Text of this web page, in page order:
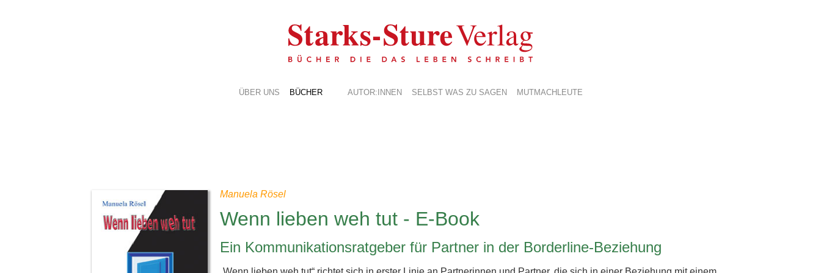
ÜBER UNS BÜCHER AUTOR:INNEN SELBST WAS ZU SAGEN MUTMACHLEUTE
Manuela Rösel
Wenn lieben weh tut - E-Book
Ein Kommunikationsratgeber für Partner in der Borderline-Beziehung